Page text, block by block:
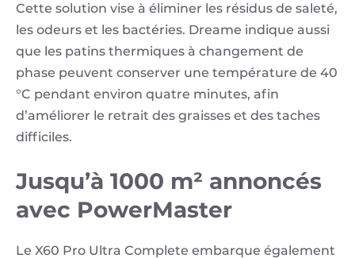
Cette solution vise à éliminer les résidus de saleté,
les odeurs et les bactéries. Dreame indique aussi
que les patins thermiques à changement de
phase peuvent conserver une température de 40
°C pendant environ quatre minutes, afin
d’améliorer le retrait des graisses et des taches
difficiles.
Jusqu’à 1000 m² annoncés
avec PowerMaster
Le X60 Pro Ultra Complete embarque également